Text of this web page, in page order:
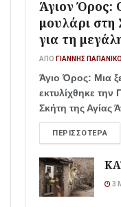
Άγιον Όρος:
μουλάρι στη
για τη
ΑΠΌ ΓΙΆΝΝΗΣ
Άγιο Όρος: Μια
εκτυλίχθηκε
Σκήτη της Αγίας
ΠΕΡΙΣΣΌΤΕΡΑ
3